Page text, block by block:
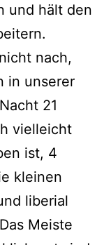
und hält den
nach,
in unserer
21
vielleicht
ist, 4
kleinen
liberial
Meiste